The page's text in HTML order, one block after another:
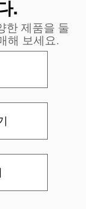
.
한 제품을 둘
해 보세요.